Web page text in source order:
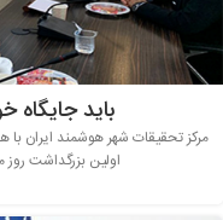
باید جایگاه
مرکز تحقیقات شهر هوشمند ایران
اولین بزرگداشت روز ملی